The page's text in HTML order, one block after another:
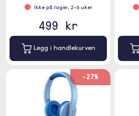
Ikke på lager, 2-6 uker
499 kr
Legg i handlekurven
-27%